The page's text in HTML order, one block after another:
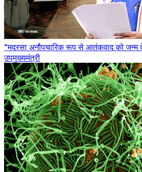
“मदरसा अनौपचारिक रूप से आतंकवाद को जन्म
उपमुख्यमंत्री